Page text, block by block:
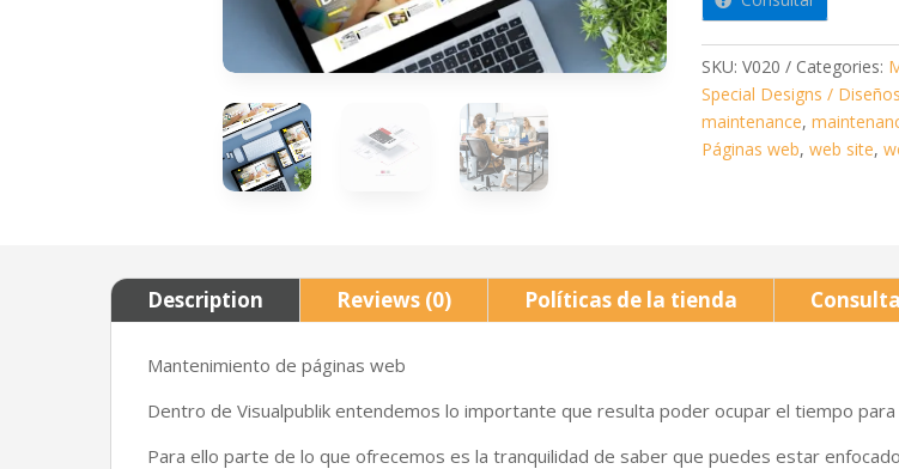
quantity
SKU:V020 Categories:
Special Designs /
maintenance,
Páginas web,web site,
Description Reviews (0) Políticas de la tienda
Mantenimiento de páginas web
Dentro de Visualpublik entendemos lo importante que resulta poder ocupar el tiempo
Para ello parte de lo que ofrecemos es la tranquilidad de saber que puedes estar